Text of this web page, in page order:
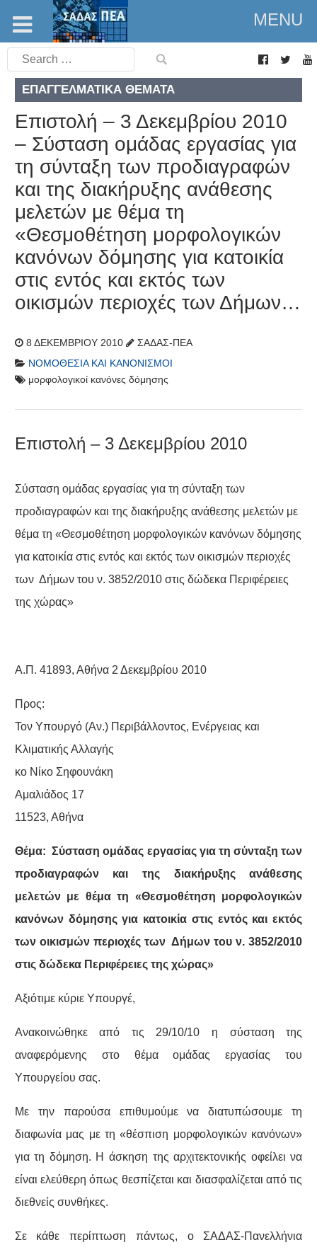
MENU
Search
for:
ΕΠΑΓΓΕΛΜΑΤΙΚΆ ΘΈΜΑΤΑ
Επιστολή – 3 Δεκεμβρίου 2010
– Σύσταση ομάδας εργασίας για
τη σύνταξη των προδιαγραφών
και της διακήρυξης ανάθεσης
μελετών με θέμα τη
«Θεσμοθέτηση μορφολογικών
κανόνων δόμησης για κατοικία
στις εντός και εκτός των
οικισμών περιοχές των Δήμων…
8 ΔΕΚΕΜΒΡΊΟΥ 2010
ΣΑΔΑΣ-ΠΕΑ
ΝΟΜΟΘΕΣΊΑ ΚΑΙ ΚΑΝΟΝΙΣΜΟΊ
μορφολογικοί κανόνες δόμησης
Επιστολή – 3 Δεκεμβρίου 2010
Σύσταση ομάδας εργασίας για τη σύνταξη των
προδιαγραφών και της διακήρυξης ανάθεσης μελετών με
θέμα τη «Θεσμοθέτηση μορφολογικών κανόνων δόμησης
για κατοικία στις εντός και εκτός των οικισμών περιοχές
των Δήμων του ν. 3852/2010 στις δώδεκα Περιφέρειες
της χώρας»
Α.Π. 41893, Αθήνα 2 Δεκεμβρίου 2010
Προς:
Τον Υπουργό (Αν.) Περιβάλλοντος, Ενέργειας και
Κλιματικής Αλλαγής
κο Νίκο Σηφουνάκη
Αμαλιάδος 17
11523, Αθήνα
Θέμα: Σύσταση ομάδας εργασίας για τη σύνταξη των
προδιαγραφών και της διακήρυξης ανάθεσης
μελετών με θέμα τη «Θεσμοθέτηση μορφολογικών
κανόνων δόμησης για κατοικία στις εντός και εκτός
των οικισμών περιοχές των Δήμων του ν. 3852/2010
στις δώδεκα Περιφέρειες της χώρας»
Αξιότιμε κύριε Υπουργέ,
Ανακοινώθηκε από τις 29/10/10 η σύσταση της
αναφερόμενης στο θέμα ομάδας εργασίας του
Υπουργείου σας.
Με την παρούσα επιθυμούμε να διατυπώσουμε τη
διαφωνία μας με τη «θέσπιση μορφολογικών κανόνων»
για τη δόμηση. Η άσκηση της αρχιτεκτονικής οφείλει να
είναι ελεύθερη όπως θεσπίζεται και διασφαλίζεται από τις
διεθνείς συνθήκες.
Σε κάθε περίπτωση πάντως, ο ΣΑΔΑΣ-Πανελλήνια